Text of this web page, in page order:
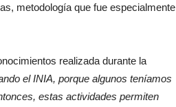
metodología que fue especialmente
realizada durante la
el INIA, porque algunos teníamos
estas actividades permiten